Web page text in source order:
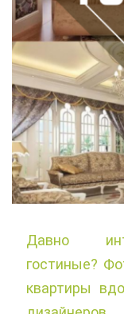
Давно
гостиные?
квартиры